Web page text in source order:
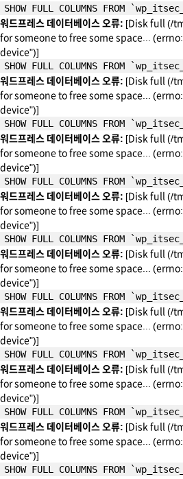
SHOW FULL COLUMNS FROM
워드프레스 데이터베이스 오류: [Disk full (/
for someone to free some space...
device")]
SHOW FULL COLUMNS FROM
워드프레스 데이터베이스 오류: [Disk full (/
for someone to free some space...
device")]
SHOW FULL COLUMNS FROM
워드프레스 데이터베이스 오류: [Disk full (/
for someone to free some space...
device")]
SHOW FULL COLUMNS FROM
워드프레스 데이터베이스 오류: [Disk full (/
for someone to free some space...
device")]
SHOW FULL COLUMNS FROM
워드프레스 데이터베이스 오류: [Disk full (/
for someone to free some space...
device")]
SHOW FULL COLUMNS FROM
워드프레스 데이터베이스 오류: [Disk full (/
for someone to free some space...
device")]
SHOW FULL COLUMNS FROM
워드프레스 데이터베이스 오류: [Disk full (/
for someone to free some space...
device")]
SHOW FULL COLUMNS FROM
워드프레스 데이터베이스 오류: [Disk full (/
for someone to free some space...
device")]
SHOW FULL COLUMNS FROM